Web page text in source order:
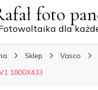
foto
dla
Sklep
Vasco
1800X433